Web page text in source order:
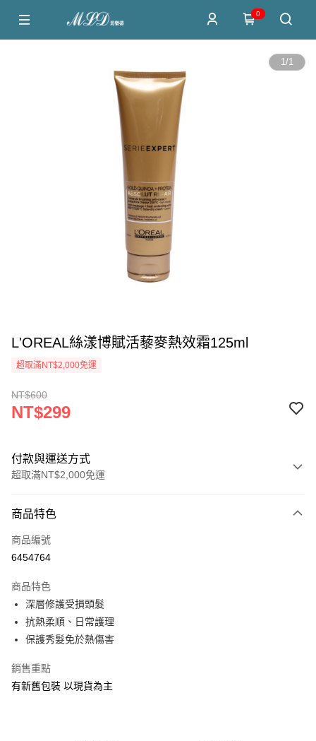
0
1/1
L'OREAL絲漾博賦活藜麥熱效霜125ml
超取滿NT$2,000免運
NT$600
NT$299
付款與運送方式
超取滿NT$2,000免運
信用卡一次付款
超商取貨付款
悠遊付
ATM付款
運送方式
全家取貨付款
商品特色
商品編號
6454764
商品特色
深層修護受損頭髮
抗熱柔順、日常護理
保護秀髮免於熱傷害
銷售重點
有新舊包裝 以現貨為主